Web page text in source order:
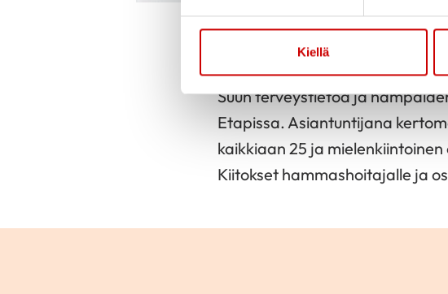
Kiellä
Liisa ja Pentti
Julkaistu 30.9.2024
Suun terveystietoa ja
Etapissa. Asiantuntijana
kaikkiaan 25 ja
Kiitokset hammashoitajalle ja